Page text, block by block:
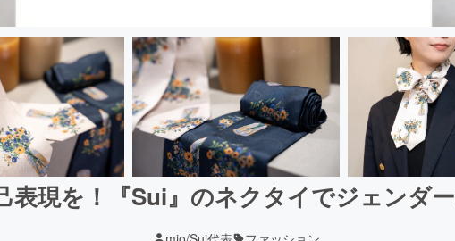
表現を！『Sui』のネクタイでジェンダ